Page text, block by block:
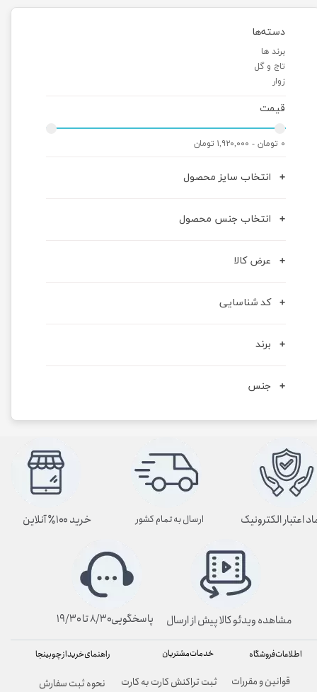
دسته‌ها
برند ها
تاج و گل
زوار
قیمت
۰ تومان - ۱,۹۲۰,۰۰۰ تومان
انتخاب سایز محصول
انتخاب جنس محصول
عرض کالا
کد شناسایی
برند
جنس
راهنمای خرید از چوبینجا
نحوه ثبت سفارش
خدمات مشتریان
ثبت تراکنش کارت به کارت
اطلاعات فروشگاه
قوانین و مقررات
ارسال به تمام کشور
پاسخگویی۸/۳۰ تا ۱۹/۳۰
اعتبار الکترونیک خرید ۱۰۰٪ آنلاین
مشاهده ویدئو کالا پیش از ارسال